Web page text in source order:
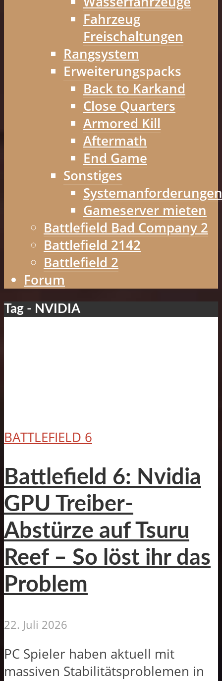
Fahrzeug
Freischaltungen
Rangsystem
Erweiterungspacks
Back to Karkand
Close Quarters
Armored Kill
Aftermath
End Game
Sonstiges
Systemanforderungen
Gameserver mieten
Battlefield Bad Company 2
Battlefield 2142
Battlefield 2
Forum
Tag - NVIDIA
BATTLEFIELD 6
Battlefield 6: Nvidia
GPU Treiber-
Abstürze auf Tsuru
Reef – So löst ihr das
Problem
22. Juli 2026
PC Spieler haben aktuell mit
massiven Stabilitätsproblemen in